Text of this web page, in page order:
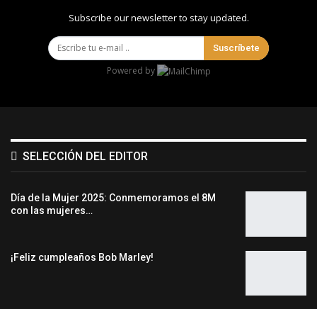
Subscribe our newsletter to stay updated.
Suscríbete
Powered by
SELECCIÓN DEL EDITOR
Día de la Mujer 2025: Conmemoramos el 8M
con las mujeres…
¡Feliz cumpleaños Bob Marley!